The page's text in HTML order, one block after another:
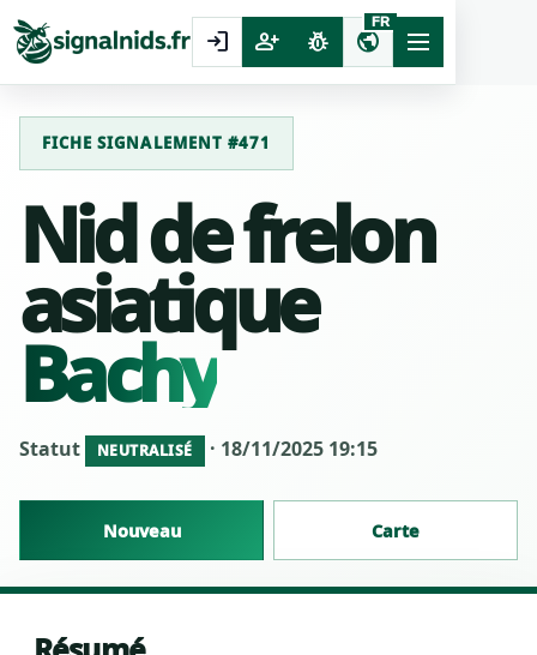
login person_add pest_control public
FR
FICHE SIGNALEMENT #471
Nid de frelon
asiatique
Bachy
Statut NEUTRALISÉ · 18/11/2025 19:15
Nouveau Carte